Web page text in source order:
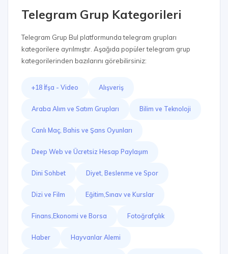
Telegram Grup Kategorileri
Telegram Grup Bul platformunda telegram grupları
kategorilere ayrılmıştır. Aşağıda popüler telegram grup
kategorilerinden bazılarını görebilirsiniz:
+18 İfşa - Video Alışveriş
Araba Alım ve Satım Grupları Bilim ve Teknoloji
Canlı Maç, Bahis ve Şans Oyunları
Deep Web ve Ücretsiz Hesap Paylaşım
Dini Sohbet Diyet, Beslenme ve Spor
Dizi ve Film Eğitim,Sınav ve Kurslar
Finans,Ekonomi ve Borsa Fotoğrafçılık
Haber Hayvanlar Alemi